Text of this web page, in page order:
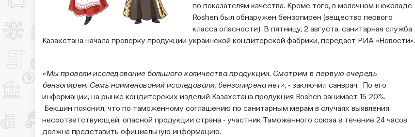
по показателям качества. Кроме того, в молочном шоколаде
Roshen был обнаружен бензопирен (вещество первого
класса опасности). В пятницу, 2 августа, санитарная служба
Казахстана начала проверку продукции украинской кондитерской фабрики, передает РИА «Новости».
«Мы провели исследование большого количества продукции. Смотрим в первую очередь
бензопирен. Семь наименований исследовали, бензопирена нет», - заключил санврач. По его
информации, на рынке кондитерских изделий Казахстана продукция Roshen занимает 15-20%.
Бекшин пояснил, что по таможенному соглашению по санитарным мерам в случаях выявления
несоответствующей, опасной продукции страна - участник Таможенного союза в течение 24 часов
должна представить официальную информацию.